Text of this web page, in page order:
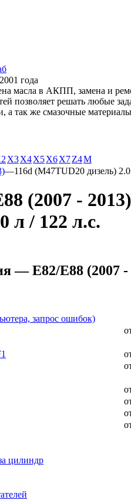
года
масла в АКПП, замена и
позволяет решать любые
а так же смазочные
X3X4X5X6X7Z4М
—116d (M47TUD20 дизель)
(2007 -
л / 122 л.с.
— E82/E88 (2007
запрос ошибок)
цилиндр